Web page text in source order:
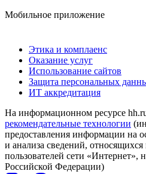
Мобильное приложение
Этика и комплаенс
Оказание услуг
Использование сайтов
Защита персональных
ИТ аккредитация
На информационном ресурсе
рекомендательные технологии
предоставления информации на
и анализа сведений,
пользователей сети «Интернет»,
Российской Федерации)